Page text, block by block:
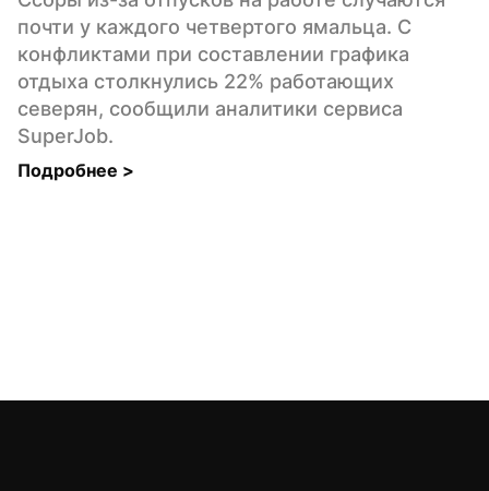
почти у каждого четвертого ямальца. С
конфликтами при составлении графика
отдыха столкнулись 22% работающих
северян, сообщили аналитики сервиса
SuperJob.
Подробнее >